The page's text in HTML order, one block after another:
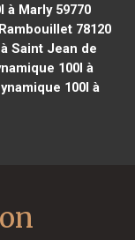
Marly 59770
78120
Saint Jean de
100l à
100l à